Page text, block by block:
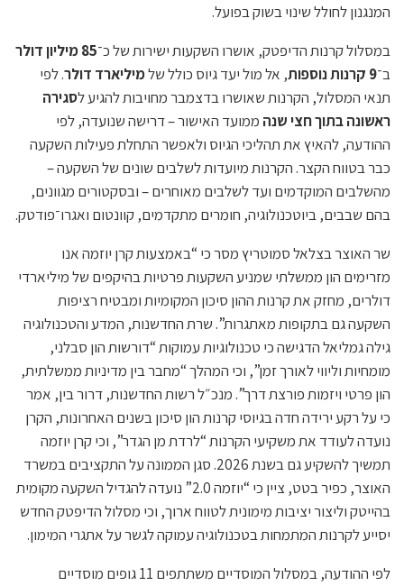
המנגנון לחולל שינוי בשוק בפועל.
במסלול קרנות הדיפטק, אושרו השקעות ישירות של כ־85 מיליון דולר
ב־9 קרנות נוספות , אל מול יעד גיוס כולל שלמיליארד דולר. לפי
תנאי המסלול, הקרנות שאושרו בדצמבר מחויבות להגיע לסגירה
ראשונה בתוך חצי שנה ממועד האישור – דרישה שנועדה, לפי
ההודעה, להאיץ את תהליכי הגיוס ולאפשר התחלת פעילות השקעה
כבר בטווח הקצר. הקרנות מיועדות לשלבים שונים של השקעה –
מהשלבים המוקדמים ועד לשלבים מאוחרים – ובסקטורים מגוונים,
בהם שבבים, ביוטכנולוגיה, חומרים מתקדמים, קוונטום ואגרו־פודטק.
שר האוצר בצלאל סמוטריץ מסר כי “באמצעות קרן יוזמה אנו
מזרימים הון ממשלתי שמניע השקעות פרטיות בהיקפים של מיליארדי
דולרים, מחזק את קרנות ההון סיכון המקומיות ומבטיח רציפות
השקעה גם בתקופות מאתגרות”. שרת החדשנות, המדע והטכנולוגיה
גילה גמליאל הדגישה כי טכנולוגיות עמוקות “דורשות הון סבלני,
מומחיות וליווי לאורך זמן”, וכי המהלך “מחבר בין מדיניות ממשלתית,
הון פרטי ויזמות פורצת דרך”. מנכ״ל רשות החדשנות, דרור בין, אמר
כי על רקע ירידה חדה בגיוסי קרנות הון סיכון בשנים האחרונות, הקרן
נועדה לעודד את משקיעי הקרנות “לרדת מן הגדר”, וכי קרן יוזמה
תמשיך להשקיע גם בשנת 2026. סגן הממונה על התקציבים במשרד
האוצר, כפיר בטט, ציין כי “יוזמה 2.0” נועדה להגדיל השקעה מקומית
בהייטק וליצור יציבות מימונית לטווח ארוך, וכי מסלול הדיפטק החדש
יסייע לקרנות המתמחות בטכנולוגיה עמוקה לגשר על אתגרי המימון.
לפי ההודעה, במסלול המוסדיים משתתפים 11 גופים מוסדיים